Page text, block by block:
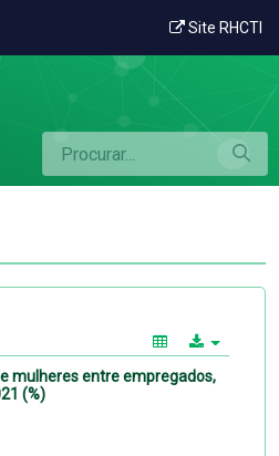
Site RHCTI
mulheres entre empregados,
(%)